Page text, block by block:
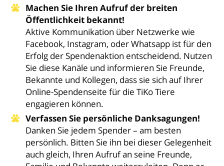
Machen Sie Ihren Aufruf der breiten
Öffentlichkeit bekannt!
Aktive Kommunikation über Netzwerke wie
Facebook, Instagram, oder Whatsapp ist für den
Erfolg der Spendenaktion entscheidend. Nutzen
Sie diese Kanäle und informieren Sie Freunde,
Bekannte und Kollegen, dass sie sich auf Ihrer
Online-Spendenseite für die TiKo Tiere
engagieren können.
Verfassen Sie persönliche Danksagungen!
Danken Sie jedem Spender – am besten
persönlich. Bitten Sie ihn bei dieser Gelegenheit
auch gleich, Ihren Aufruf an seine Freunde,